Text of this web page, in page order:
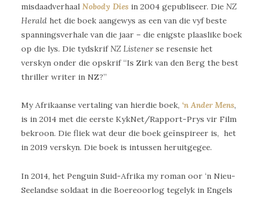
misdaadverhaal Nobody Dies in 2004 gepubliseer. Die NZ
Herald het die boek aangewys as een van die vyf beste
spanningsverhale van die jaar – die enigste plaaslike boek
op die lys. Die tydskrif NZ Listenerse resensie het
verskyn onder die opskrif “Is Zirk van den Berg the best
thriller writer in NZ?”
My Afrikaanse vertaling van hierdie boek, ‘n Ander Mens,
is in 2014 met die eerste KykNet/Rapport-Prys vir Film
bekroon. Die fliek wat deur die boek geïnspireer is, het
in 2019 verskyn. Die boek is intussen heruitgegee.
In 2014, het Penguin Suid-Afrika my roman oor ‘n Nieu-
Seelandse soldaat in die Boereoorlog tegelyk in Engels